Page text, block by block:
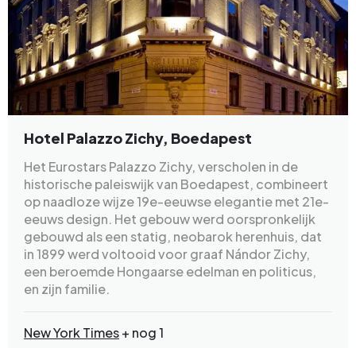
Hotel Palazzo Zichy, Boedapest
Het Eurostars Palazzo Zichy, verscholen in de
historische paleiswijk van Boedapest, combineert
op naadloze wijze 19e-eeuwse elegantie met 21e-
eeuws design. Het gebouw werd oorspronkelijk
gebouwd als een statig, neobarok herenhuis, dat
in 1899 werd voltooid voor graaf Nándor Zichy,
een beroemde Hongaarse edelman en politicus,
en zijn familie.
New York Times+ nog 1